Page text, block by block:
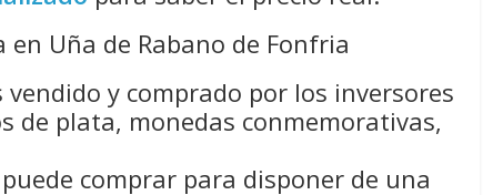
Uña de Rabano de Fonfria
y comprado por los inversores
de plata, monedas conmemorativas,
comprar para disponer de una